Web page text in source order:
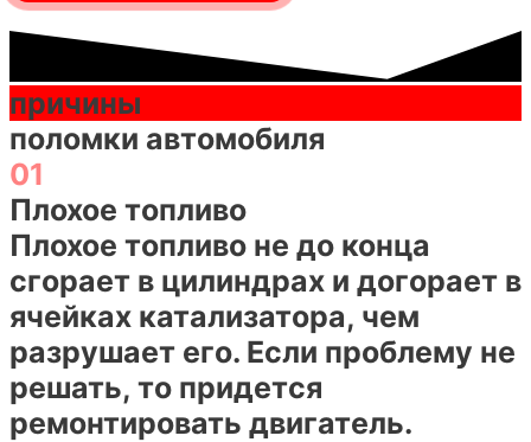
причины
поломки автомобиля
01
Плохое топливо
Плохое топливо не до конца
сгорает в цилиндрах и догорает в
ячейках катализатора, чем
разрушает его. Если проблему не
решать, то придется
ремонтировать двигатель.